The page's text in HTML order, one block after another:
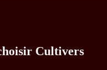
Cultivers